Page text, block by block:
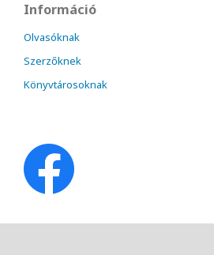
Információ
Olvasóknak
Szerzőknek
Könyvtárosoknak